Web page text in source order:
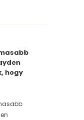
hogy